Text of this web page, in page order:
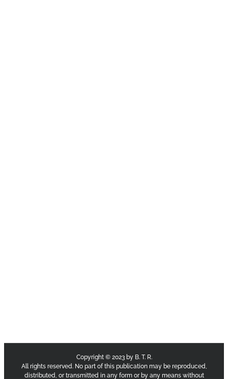
Copyright © 2023 by B. T. R.
All rights reserved. No part of this publication may be reproduced,
distributed, or transmitted in any form or by any means without